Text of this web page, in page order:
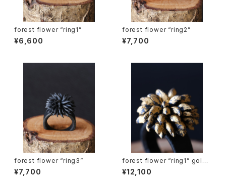
forest flower “ring1”
¥6,600
forest flower “ring2”
¥7,700
forest flower “ring3”
¥7,700
forest flower “ring1” gold l
eaf
¥12,100